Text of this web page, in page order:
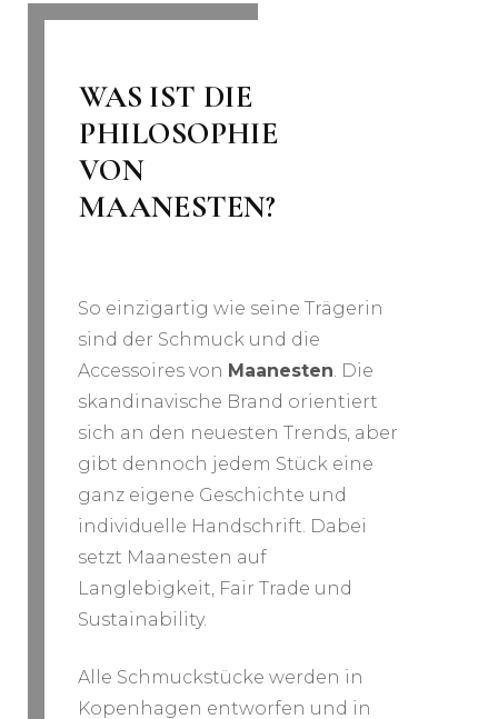
WAS IST DIE
PHILOSOPHIE
VON
MAANESTEN?
So einzigartig wie seine Trägerin
sind der Schmuck und die
Accessoires von Maanesten . Die
skandinavische Brand orientiert
sich an den neuesten Trends, aber
gibt dennoch jedem Stück eine
ganz eigene Geschichte und
individuelle Handschrift. Dabei
setzt Maanesten auf
Langlebigkeit, Fair Trade und
Sustainability.
Alle Schmuckstücke werden in
Kopenhagen entworfen und in